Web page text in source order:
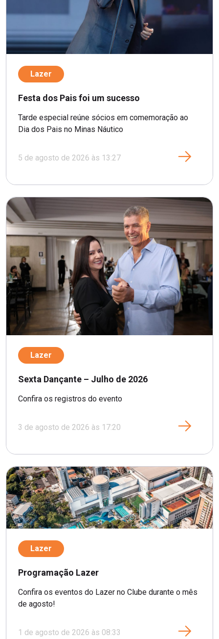
Lazer
Festa dos Pais foi um sucesso
Tarde especial reúne sócios em comemoração ao
Dia dos Pais no Minas Náutico
5 de agosto de 2026 às 13:27
Lazer
Sexta Dançante – Julho de 2026
Confira os registros do evento
3 de agosto de 2026 às 17:20
Lazer
Programação Lazer
Confira os eventos do Lazer no Clube durante o mês
de agosto!
1 de agosto de 2026 às 08:33